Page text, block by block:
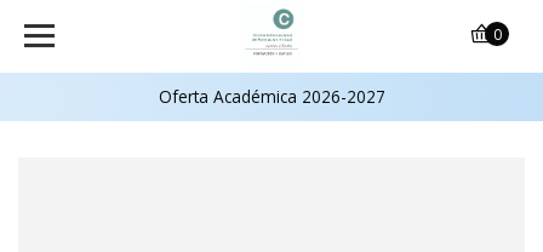
Oferta Académica 2026-2027
0